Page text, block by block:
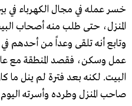
خسر عمله في مجال الكهرباء في
المنزل، حتى طلب منه أصحاب
وتابع أنه تلقى وعداً من أحدهم
عمل وسكن، فقصد المنطقة مع
البيت. لكنه بعد فترة لم ينل
صاحب المنزل وطرده وأسرته